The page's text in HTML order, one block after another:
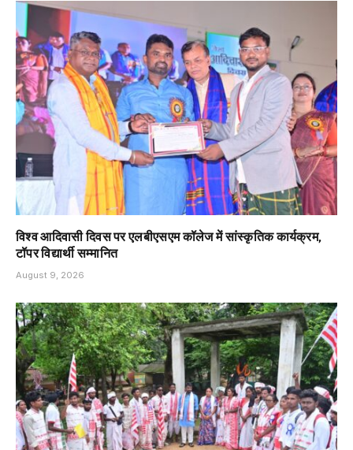
विश्व आदिवासी दिवस पर एलबीएसएम कॉलेज में सांस्कृतिक कार्यक्रम,
टॉपर विद्यार्थी सम्मानित
August 9, 2026